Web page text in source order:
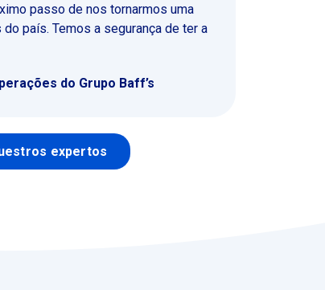
passo de nos tornarmos uma
país. Temos a segurança de ter a
do Grupo Baff’s
expertos